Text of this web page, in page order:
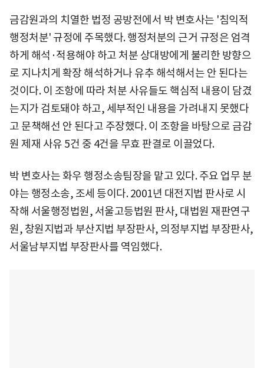
금감원과의 치열한 법정 공방전에서 박 변호사는 '침익적
행정처분' 규정에 주목했다. 행정처분의 근거 규정은 엄격
하게 해석·적용해야 하고 처분 상대방에게 불리한 방향으
로 지나치게 확장 해석하거나 유추 해석해서는 안 된다는
것이다. 이 조항에 따라 처분 사유들도 핵심적 내용이 담겼
는지가 검토돼야 하고, 세부적인 내용을 가려내지 못했다
고 문책해선 안 된다고 주장했다. 이 조항을 바탕으로 금감
원 제재 사유 5건 중 4건을 무효 판결로 이끌었다.
박 변호사는 화우 행정소송팀장을 맡고 있다. 주요 업무 분
야는 행정소송, 조세 등이다. 2001년 대전지법 판사로 시
작해 서울행정법원, 서울고등법원 판사, 대법원 재판연구
원, 창원지법과 부산지법 부장판사, 의정부지법 부장판사,
서울남부지법 부장판사를 역임했다.